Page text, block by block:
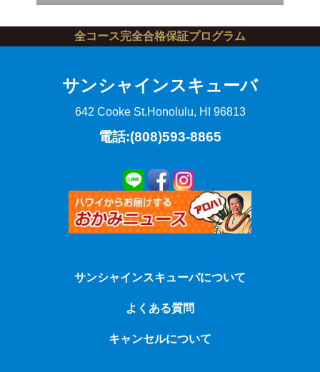
全コース完全合格保証プログラム
サンシャインスキューバ
642 Cooke St.Honolulu, HI 96813
電話:(808)593-8865
サンシャインスキューバについて
よくある質問
キャンセルについて